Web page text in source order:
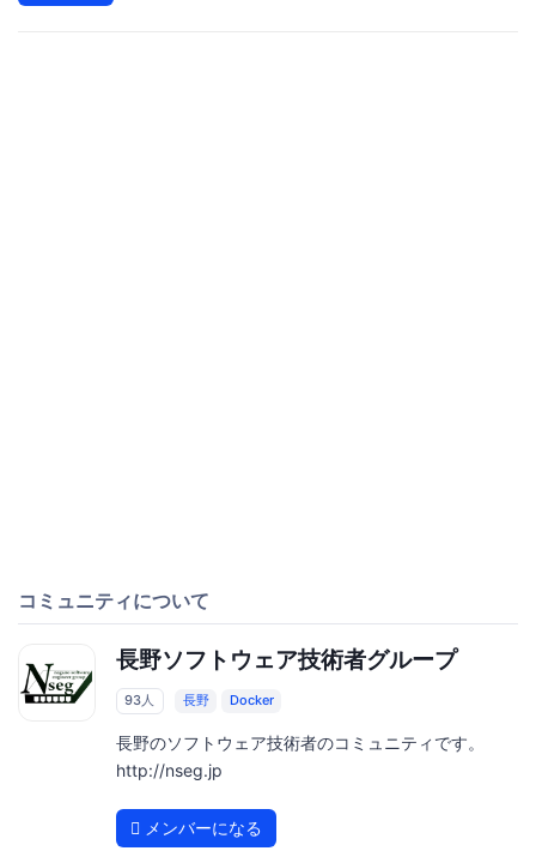
コミュニティについて
長野ソフトウェア技術者グループ
93人 長野 Docker
長野のソフトウェア技術者のコミュニティです。
http://nseg.jp
メンバーになる